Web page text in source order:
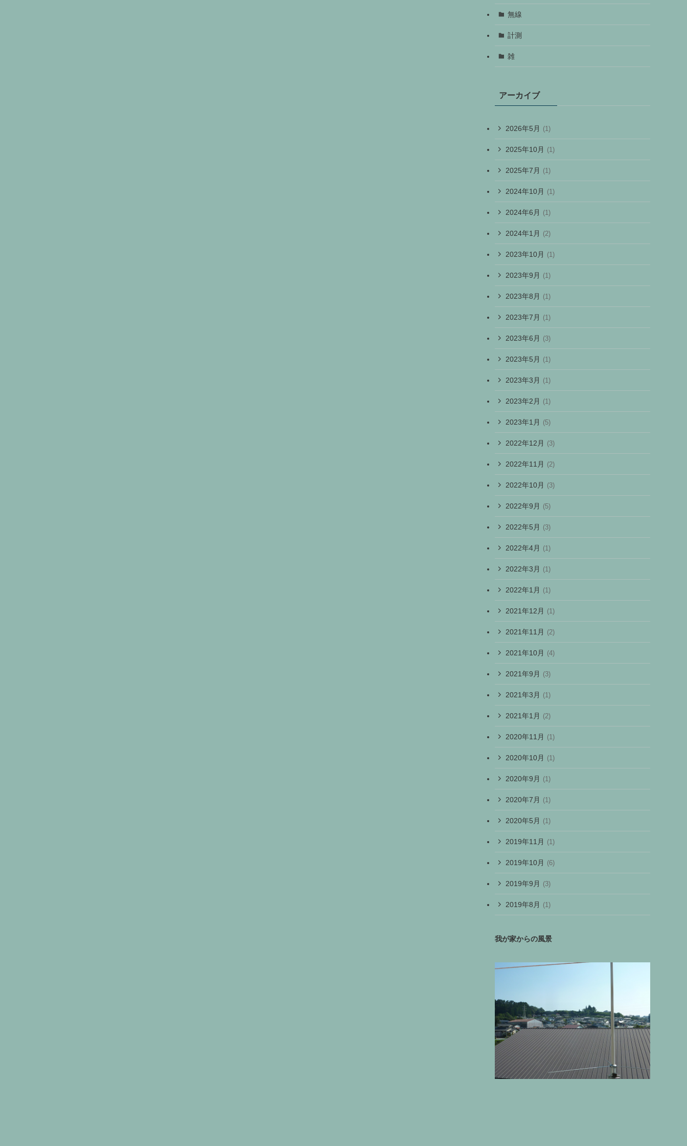
無線
計測
雑
アーカイブ
2026年5月 (1)
2025年10月 (1)
2025年7月 (1)
2024年10月 (1)
2024年6月 (1)
2024年1月 (2)
2023年10月 (1)
2023年9月 (1)
2023年8月 (1)
2023年7月 (1)
2023年6月 (3)
2023年5月 (1)
2023年3月 (1)
2023年2月 (1)
2023年1月 (5)
2022年12月 (3)
2022年11月 (2)
2022年10月 (3)
2022年9月 (5)
2022年5月 (3)
2022年4月 (1)
2022年3月 (1)
2022年1月 (1)
2021年12月 (1)
2021年11月 (2)
2021年10月 (4)
2021年9月 (3)
2021年3月 (1)
2021年1月 (2)
2020年11月 (1)
2020年10月 (1)
2020年9月 (1)
2020年7月 (1)
2020年5月 (1)
2019年11月 (1)
2019年10月 (6)
2019年9月 (3)
2019年8月 (1)
我が家からの風景